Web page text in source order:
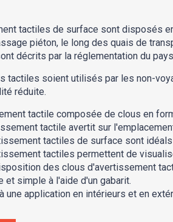
tactiles de surface sont disposés
piéton, le long des quais de
décrits par la réglementation du
tactiles soient utilisés par les non-
réduite.
tactile composée de clous en
tactile avertit sur
tactiles de surface sont
tactiles permettent de
des clous d'avertissement
et simple à l'aide d'un gabarit.
une application en intérieurs et en